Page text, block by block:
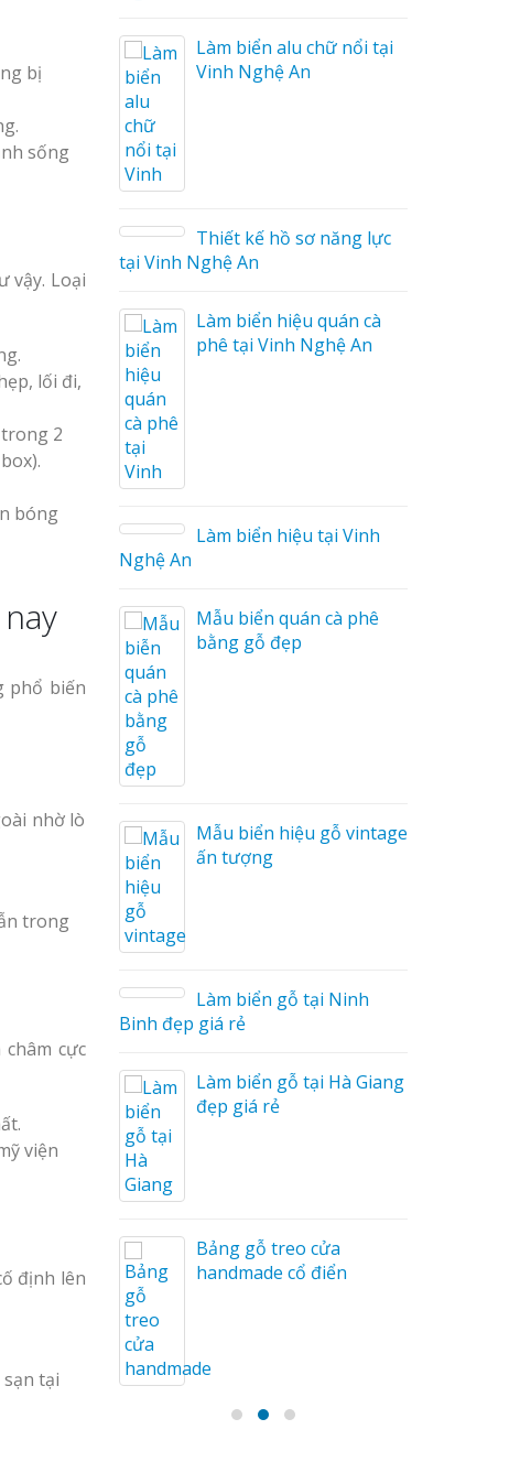
bị
sống
vậy. Loại
lối đi,
2
bóng
phổ biến
nhờ lò
trong
cực
viện
định lên
tại
Cáo
Mica
Nam
Cáo Mỹ
An
Làm biển alu chữ nổi tại
Vinh Nghệ An
Thiết kế hồ sơ năng lực
tại Vinh Nghệ An
Làm biển hiệu quán cà
phê tại Vinh Nghệ An
Làm biển hiệu tại Vinh
Nghệ An
Mẫu biển quán cà phê
bằng gỗ đẹp
Mẫu biển hiệu gỗ vintage
ấn tượng
Làm biển gỗ tại Ninh
Binh đẹp giá rẻ
Làm biển gỗ tại Hà Giang
đẹp giá rẻ
Bảng gỗ treo cửa
handmade cổ điển